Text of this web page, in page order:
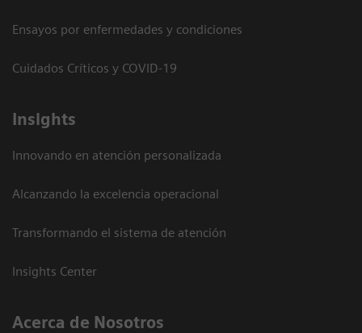
Ensayos por enfermedades y condiciones
Cuidados Críticos y COVID-19
Insights
Innovando en atención personalizada
Alcanzando la excelencia operacional
Transformando el sistema de atención
Insights Center
Acerca de Nosotros